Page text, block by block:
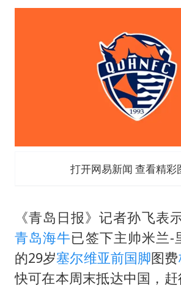
猫咪过火把
BLG经理辟
曹颖儿子首次
“开学三件套
打开网易新闻 查看精彩
《青岛日报》记者孙飞表
青岛海牛已签下主帅米兰-
的29岁塞尔维亚前国脚图费
快可在本周末抵达中国，